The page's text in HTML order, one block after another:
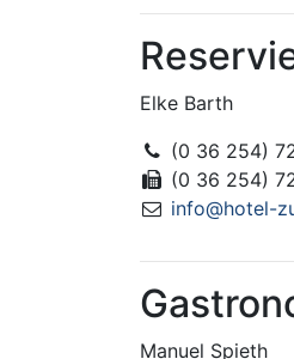
Elke Barth
(0 36 254)
(0 36 254)
info@hotel-
Manuel Spieth